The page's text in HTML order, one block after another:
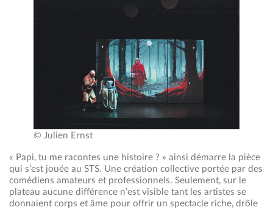
© Julien Ernst
« Papi, tu me racontes une histoire ? » ainsi démarre la pièce
qui s’est jouée au STS. Une création collective portée par des
comédiens amateurs et professionnels. Seulement, sur le
plateau aucune différence n’est visible tant les artistes se
donnaient corps et âme pour offrir un spectacle riche, drôle